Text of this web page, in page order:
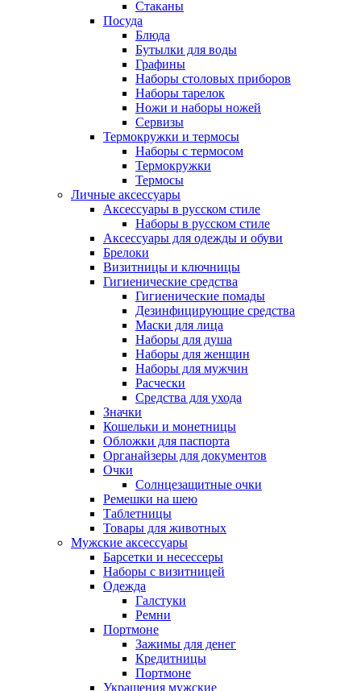
Стаканы
Посуда
Блюда
Бутылки для воды
Графины
Наборы столовых приборов
Наборы тарелок
Ножи и наборы ножей
Сервизы
Термокружки и термосы
Наборы с термосом
Термокружки
Термосы
Личные аксессуары
Аксессуары в русском стиле
Наборы в русском стиле
Аксессуары для одежды и обуви
Брелоки
Визитницы и ключницы
Гигиенические средства
Гигиенические помады
Дезинфицирующие средства
Маски для лица
Наборы для душа
Наборы для женщин
Наборы для мужчин
Расчески
Средства для ухода
Значки
Кошельки и монетницы
Обложки для паспорта
Органайзеры для документов
Очки
Солнцезащитные очки
Ремешки на шею
Таблетницы
Товары для животных
Мужские аксессуары
Барсетки и несессеры
Наборы с визитницей
Одежда
Галстуки
Ремни
Портмоне
Зажимы для денег
Кредитницы
Портмоне
Украшения мужские